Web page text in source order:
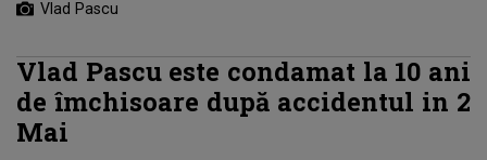
Vlad Pascu
Vlad Pascu este condamat la 10 ani
de îmchisoare după accidentul in 2
Mai